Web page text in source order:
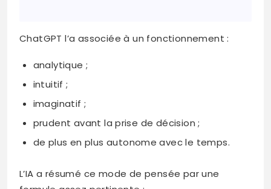
ChatGPT l’a associée à un fonctionnement :
analytique ;
intuitif ;
imaginatif ;
prudent avant la prise de décision ;
de plus en plus autonome avec le temps.
L’IA a résumé ce mode de pensée par une